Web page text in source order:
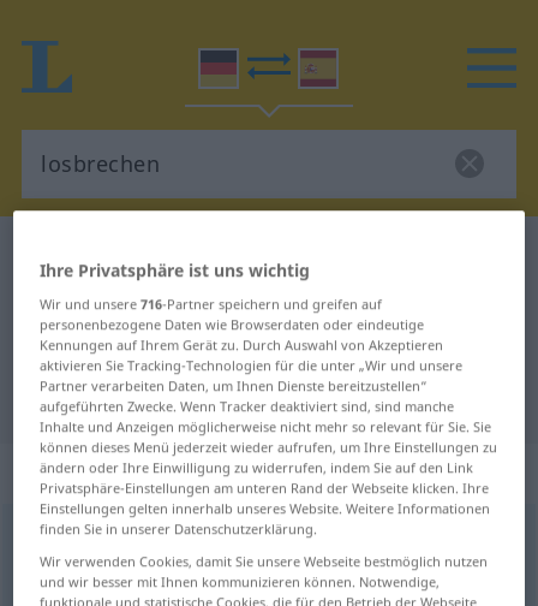
Deutsch-Spanisch Übersetzung für
"losbrechen"
"losbrechen" Spanisch Übersetzung
„losbrechen“: transitives Verb
losbrechenv/t <irr ,sep;h.>
Übersicht aller Übersetzungen
Ihre Privatsphäre ist uns wichtig
Wir und unsere716-Partner speichern und greifen auf
personenbezogene Daten wie Browserdaten oder eindeutige
Kennungen auf Ihrem Gerät zu. Durch Auswahl von Akzeptieren
aktivieren Sie Tracking-Technologien für die unter „Wir und unsere
Partner verarbeiten Daten, um Ihnen Dienste bereitzustellen“
aufgeführten Zwecke. Wenn Tracker deaktiviert sind, sind manche
Inhalte und Anzeigen möglicherweise nicht mehr so relevant für Sie. Sie
können dieses Menü jederzeit wieder aufrufen, um Ihre Einstellungen zu
ändern oder Ihre Einwilligung zu widerrufen, indem Sie auf den Link
Privatsphäre-Einstellungen am unteren Rand der Webseite klicken. Ihre
Einstellungen gelten innerhalb unseres Website. Weitere Informationen
finden Sie in unserer Datenschutzerklärung.
Wir verwenden Cookies, damit Sie unsere Webseite bestmöglich nutzen
und wir besser mit Ihnen kommunizieren können. Notwendige,
funktionale und statistische Cookies, die für den Betrieb der Webseite